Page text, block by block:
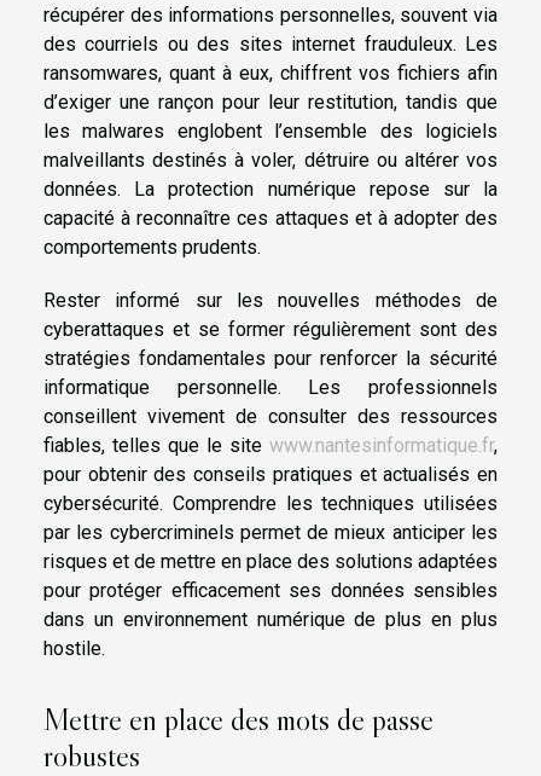
récupérer des informations personnelles, souvent via
des courriels ou des sites internet frauduleux. Les
ransomwares, quant à eux, chiffrent vos fichiers afin
d’exiger une rançon pour leur restitution, tandis que
les malwares englobent l’ensemble des logiciels
malveillants destinés à voler, détruire ou altérer vos
données. La protection numérique repose sur la
capacité à reconnaître ces attaques et à adopter des
comportements prudents.
Rester informé sur les nouvelles méthodes de
cyberattaques et se former régulièrement sont des
stratégies fondamentales pour renforcer la sécurité
informatique personnelle. Les professionnels
conseillent vivement de consulter des ressources
fiables, telles que le site www.nantesinformatique.fr,
pour obtenir des conseils pratiques et actualisés en
cybersécurité. Comprendre les techniques utilisées
par les cybercriminels permet de mieux anticiper les
risques et de mettre en place des solutions adaptées
pour protéger efficacement ses données sensibles
dans un environnement numérique de plus en plus
hostile.
Mettre en place des mots de passe
robustes